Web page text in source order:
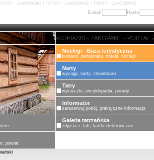
- ZAKOPANE I TATRY - ZAKOPANE I TATRY - ZAKOPANE
E-mail
Hasło
ZAKOPANE - PORTAL ZAKOPIASKI
Noclegi - Baza turystyczna
kwatery, pensjonaty, hotele, noclegi
Narty
wyciągi, narty, snowboard
Tatry
wycieczki, encyklopedia, porady
Informator
zarezerwuj pokój, praktyczne informacje
Galeria tatrzańska
zdjęcia z Tatr, kartki elektroniczne
powiat